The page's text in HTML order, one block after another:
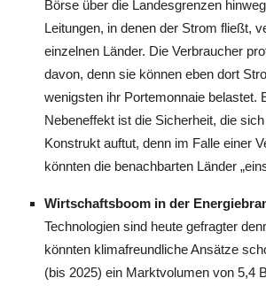
Börse über die Landesgrenzen
Leitungen, in denen der Strom fließt,
einzelnen Länder. Die Verbraucher
davon, denn sie können eben dort
wenigsten ihr Portemonnaie belastet.
Nebeneffekt ist die Sicherheit, die
Konstrukt auftut, denn im Falle einer
könnten die benachbarten Länder
Wirtschaftsboom in der
Technologien sind heute gefragter
könnten klimafreundliche Ansätze
(bis 2025) ein Marktvolumen von 5,4